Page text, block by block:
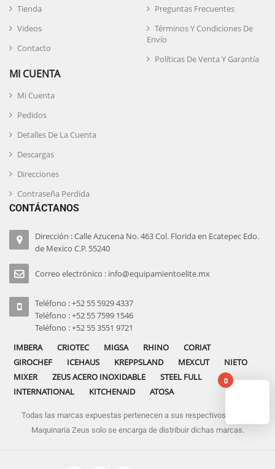
Tienda
Videos
Contacto
Preguntas Frecuentes
Términos Y Condiciones De
Envío
Políticas De Venta Y Garantía
MI CUENTA
Mi Cuenta
Pedidos
Detalles De La Cuenta
Descargas
Direcciones
Contraseña Perdida
CONTÁCTANOS
Dirección : Calle Azucena No. 463 Col. Florida en Ecatepec Edo.
de Mexico C.P. 55240
Correo electrónico : info@equipamientoelite.mx
Teléfono : +52 55 5929 4337
Teléfono : +52 55 7599 1546
Teléfono : +52 55 3551 9721
IMBERA
CRIOTEC MIGSA RHINO
CORIAT
GIROCHEF
ICEHAUS KREPPSLAND MEXCUT
NIETO
MIXER
ZEUS ACERO INOXIDABLE
STEEL FULL
INTERNATIONAL
KITCHENAID ATOSA
Todas las marcas expuestas pertenecen a sus respectivos dueños
Maquinaria Zeus solo se encarga de distribuir dichas marcas.
0